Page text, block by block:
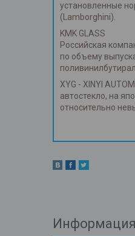
установленные
(Lamborghini).
KMK GLASS
Российская
по объему
XYG - XINYI
автостекло, на
относительно